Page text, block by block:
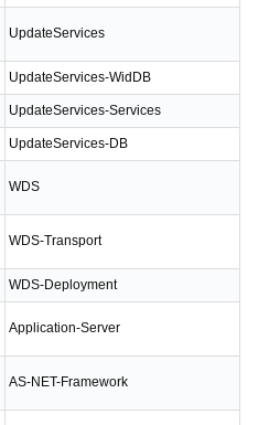
UpdateServices
UpdateServices-WidDB
UpdateServices-Services
UpdateServices-DB
WDS
WDS-Transport
WDS-Deployment
Application-Server
AS-NET-Framework